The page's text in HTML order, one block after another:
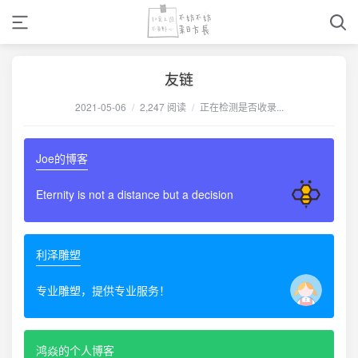
友链
2021-05-06 / 2,247 阅读 / 正在检测是否收录...
Joe的博客
Eternity is not a distance but a decision
利泽雕塑
专业雕塑，提供专业服务！
鸿焱的个人博客